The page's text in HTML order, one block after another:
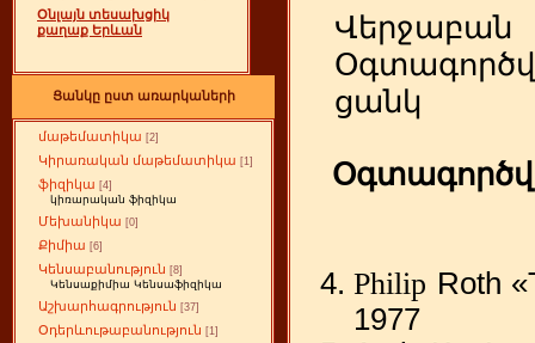
Օնլայն տեսախցիկ
քաղաք Երևան
Ցանկը ըստ առարկաների
մաթեմատիկա [2]
Կիրառական մաթեմատիկա [1]
ֆիզիկա [4]
կիռարական ֆիզիկա
Մեխանիկա [0]
Քիմիա [6]
Կենսաբանություն [8]
Կենսաքիմիա Կենսաֆիզիկա
Աշխարհագրություն [37]
Օդերևութաբանություն [1]
Վերջաբան
ցանկ
Philip Roth
1977